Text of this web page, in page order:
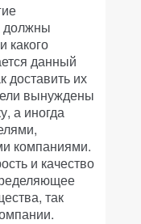
должны
какого
данный
доставить их
вынуждены
а иногда
компаниями.
и качество
так